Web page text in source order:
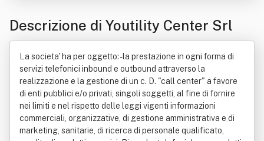
Descrizione di Youtility Center Srl
La societa' ha per oggetto: - la prestazione in ogni forma di
servizi telefonici inbound e outbound attraverso la
realizzazione e la gestione di un c. D. "call center" a favore
di enti pubblici e/o privati, singoli soggetti, al fine di fornire
nei limiti e nel rispetto delle leggi vigenti informazioni
commerciali, organizzative, di gestione amministrativa e di
marketing, sanitarie, di ricerca di personale qualificato,